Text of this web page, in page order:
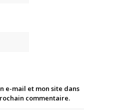
e-mail et mon site dans
commentaire.